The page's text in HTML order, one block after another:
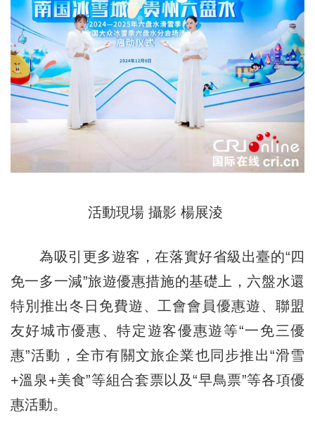
活動現場 攝影 楊展淩
為吸引更多遊客，在落實好省級出臺的“四
免一多一減”旅遊優惠措施的基礎上，六盤水還
特別推出冬日免費遊、工會會員優惠遊、聯盟
友好城市優惠、特定遊客優惠遊等“一免三優
惠”活動，全市有關文旅企業也同步推出“滑雪
+溫泉+美食”等組合套票以及“早鳥票”等各項優
惠活動。